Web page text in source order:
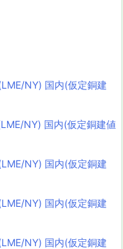
NY) 国内(仮定銅建
NY) 国内(仮定銅建値
NY) 国内(仮定銅建
NY) 国内(仮定銅建
NY) 国内(仮定銅建